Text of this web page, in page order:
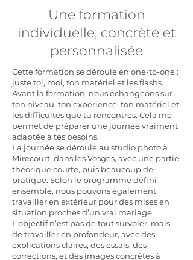
Une formation
individuelle, concrète et
personnalisée
Cette formation se déroule en one-to-one :
juste toi, moi, ton matériel et les flashs.
Avant la formation, nous échangeons sur
ton niveau, ton expérience, ton matériel et
les difficultés que tu rencontres. Cela me
permet de préparer une journée vraiment
adaptée à tes besoins.
La journée se déroule au studio photo à
Mirecourt, dans les Vosges, avec une partie
théorique courte, puis beaucoup de
pratique. Selon le programme défini
ensemble, nous pouvons également
travailler en extérieur pour des mises en
situation proches d’un vrai mariage.
L’objectif n’est pas de tout survoler, mais
de travailler en profondeur, avec des
explications claires, des essais, des
corrections, et des images concrètes à